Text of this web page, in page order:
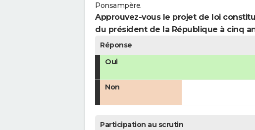
Ponsampère.
Approuvez-vous le projet de loi
du président de la République à cinq
Réponse
Oui
Non
Participation au scrutin